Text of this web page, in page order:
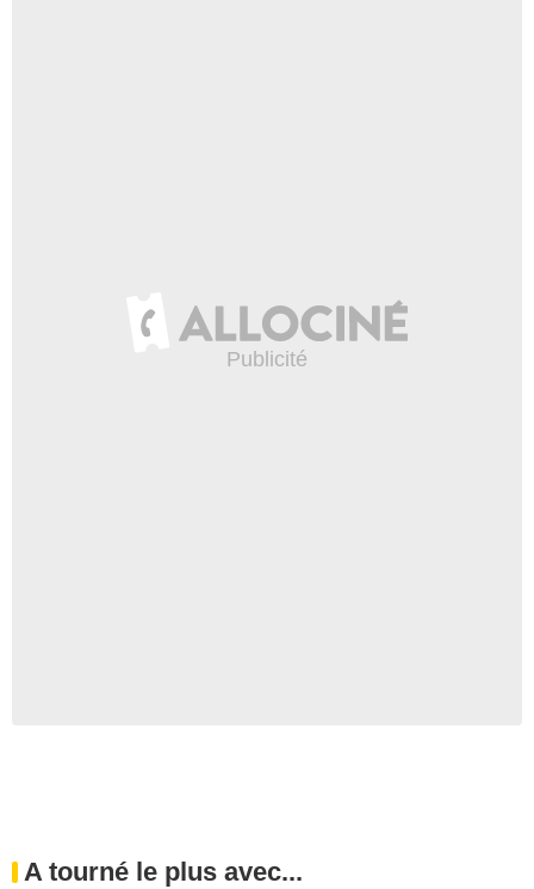
A tourné le plus avec...